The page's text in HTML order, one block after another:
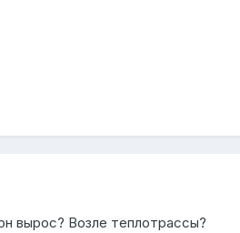
вырос? Возле теплотрассы?